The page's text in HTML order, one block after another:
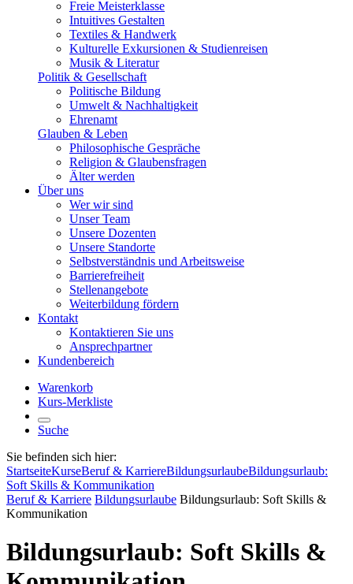
Freie Meisterklasse
Intuitives Gestalten
Textiles & Handwerk
Kulturelle Exkursionen & Studienreisen
Musik & Literatur
Politik & Gesellschaft
Politische Bildung
Umwelt & Nachhaltigkeit
Ehrenamt
Glauben & Leben
Philosophische Gespräche
Religion & Glaubensfragen
Älter werden
Über uns
Wer wir sind
Unser Team
Unsere Dozenten
Unsere Standorte
Selbstverständnis und Arbeitsweise
Barrierefreiheit
Stellenangebote
Weiterbildung fördern
Kontakt
Kontaktieren Sie uns
Ansprechpartner
Kundenbereich
Warenkorb
Kurs-Merkliste
Suche
Sie befinden sich hier:
StartseiteKurseBeruf & KarriereBildungsurlaubeBildungsurlaub:
Soft Skills & Kommunikation
Beruf & Karriere Bildungsurlaube Bildungsurlaub: Soft Skills &
Kommunikation
Bildungsurlaub: Soft Skills &